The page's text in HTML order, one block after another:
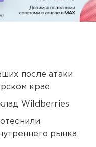
после атаки
крае
Wildberries
рынка